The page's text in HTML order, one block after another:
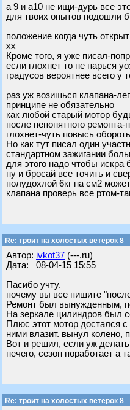
а 9 и а10 не ищи-дурь все
для твоих опытов подошли
положение когда чуть
хх
Кроме того, я уже писал-
если глохнет то не парься
градусов вероятнее всего у
раз уж возишься клапана-
принципе не обязательно
как любой старый мотор
после непонятного
глохнет-чуть повысь
Но как тут писал один
стандартном зажигании
для этого надо чтобы
ну и бросай все точить и
полудохлой 6кг на см2
клапана проверь все ртом-
Re: троит на холостых ветерок 8
Автор: ivkot37 (---.ru)
Дата: 08-04-15 15:55
Пасибо учту.
почему вы все пишите
Ремонт был вынужденным,
На зеркале цилиндров был
Плюс этот мотор достался
ними влазит. вынул колено,
Вот и решил, если уж
нечего, сезон поработает а
Re: троит на холостых ветерок 8